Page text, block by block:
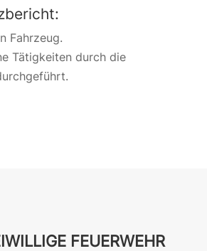
Fahrzeug.
Tätigkeiten durch die
FEUERWEHR